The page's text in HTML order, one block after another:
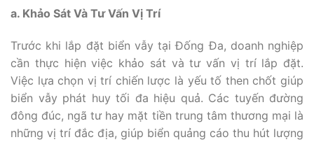
a. Khảo Sát Và Tư Vấn Vị Trí
Trước khi lắp đặt biển vẫy tại Đống Đa, doanh nghiệp
cần thực hiện việc khảo sát và tư vấn vị trí lắp đặt.
Việc lựa chọn vị trí chiến lược là yếu tố then chốt giúp
biển vẫy phát huy tối đa hiệu quả. Các tuyến đường
đông đúc, ngã tư hay mặt tiền trung tâm thương mại là
những vị trí đắc địa, giúp biển quảng cáo thu hút lượng